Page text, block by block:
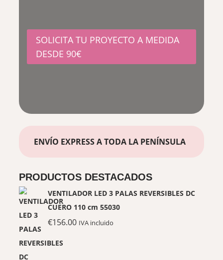
SOLICITA TU PROYECTO A MEDIDA
DESDE 90€
ENVÍO EXPRESS A TODA LA PENÍNSULA
PRODUCTOS DESTACADOS
VENTILADOR LED 3 PALAS REVERSIBLES DC
CUERO 110 cm 55030
€156.00 IVA incluido